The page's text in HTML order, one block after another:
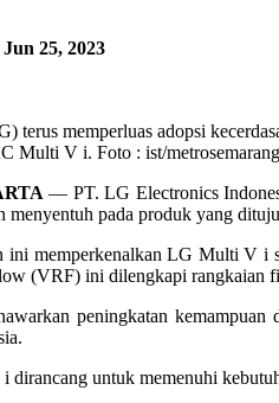
Jun 25, 2023
terus memperluas adopsi
Multi V i. Foto : ist/
— PT. LG Electronics
menyentuh pada produk yang
ini memperkenalkan LG Multi V
(VRF) ini dilengkapi rangkaian
peningkatan kemampuan
untuk memenuhi